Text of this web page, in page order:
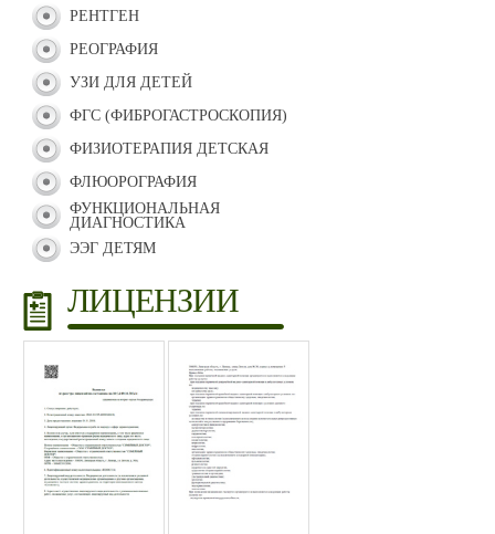
РЕНТГЕН
РЕОГРАФИЯ
УЗИ ДЛЯ ДЕТЕЙ
ФГС (ФИБРОГАСТРОСКОПИЯ)
ФИЗИОТЕРАПИЯ ДЕТСКАЯ
ФЛЮОРОГРАФИЯ
ФУНКЦИОНАЛЬНАЯ
ДИАГНОСТИКА
ЭЭГ ДЕТЯМ
ЛИЦЕНЗИИ